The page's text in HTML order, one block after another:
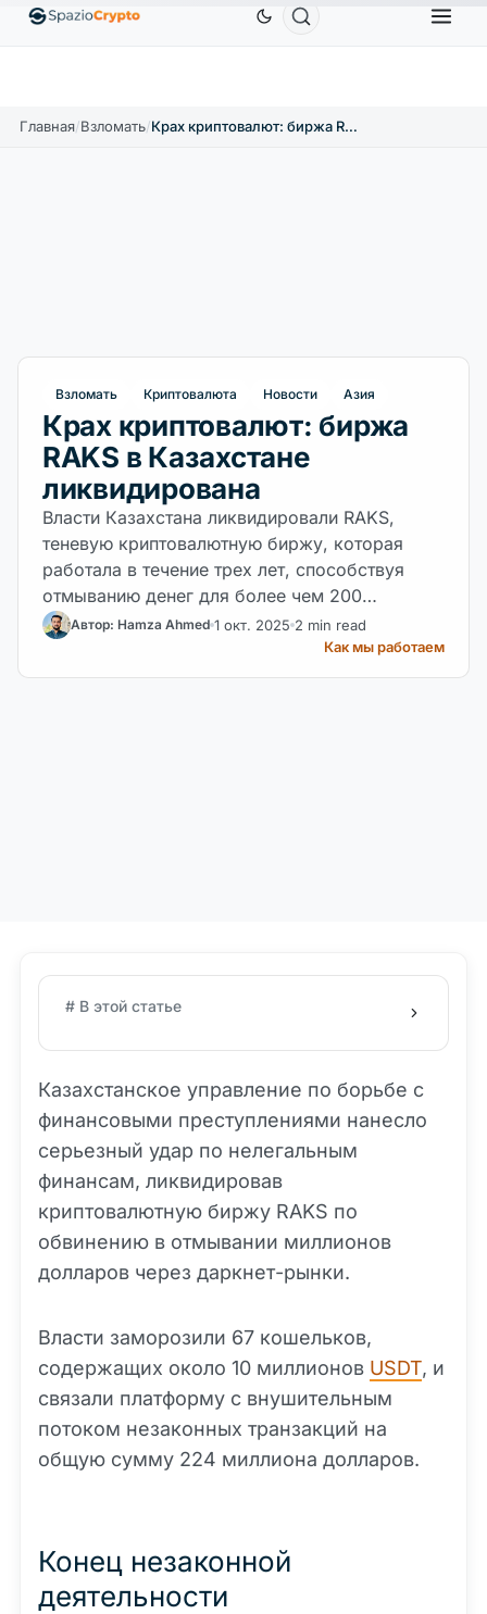
EthereumETH1 880,58 $ Tether USDT0,9991 $ BNBBNB
Главная/Bзломать/ Крах криптовалют: биржа RAKS в Казахстане ликвидирована
Bзломать Криптовалюта Новости Азия
Крах криптовалют: биржа
RAKS в Казахстане
ликвидирована
Власти Казахстана ликвидировали RAKS,
теневую криптовалютную биржу, которая
работала в течение трех лет, способствуя
отмыванию денег для более чем 200
наркомагазинов и 20 даркнет-площадок, с
незаконным потоком в 224 миллиона
долларов.
Автор: Hamza Ahmed 1 окт. 2025 2 min read
Как мы работаем
# В этой статье
Казахстанское управление по борьбе с
финансовыми преступлениями нанесло
серьезный удар по нелегальным
финансам, ликвидировав
криптовалютную биржу RAKS по
обвинению в отмывании миллионов
долларов через даркнет-рынки.
Власти заморозили 67 кошельков,
содержащих около 10 миллионов USDT, и
связали платформу с внушительным
потоком незаконных транзакций на
общую сумму 224 миллиона долларов.
Конец незаконной
деятельности